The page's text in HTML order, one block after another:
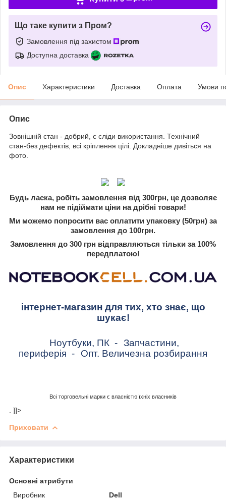
Що таке купити з Пром?
Замовлення під захистом
Доступна доставка
Опис Характеристики Доставка Оплата Умови
Опис
Зовнішній стан - добрий, є сліди використання. Технічний
стан-без дефектів, всі кріплення цілі. Докладніше дивіться на
фото.
Будь ласка, робіть замовлення від 300грн, це дозволяє
нам не підіймати ціни на дрібні товари!
Ми можемо попросити вас оплатити упаковку (50грн) за
замовлення до 100грн.
Замовлення до 300 грн відправляються тільки за 100%
передплатою!
інтернет-магазин для тих, хто знає, що
шукає!
Ноутбуки, ПК - Запчастини,
периферія - Опт. Величезна розбирання
Всі торговельні марки є власністю їхніх власників
. ]]>
Приховати
Характеристики
Основні атрибути
Виробник
Dell